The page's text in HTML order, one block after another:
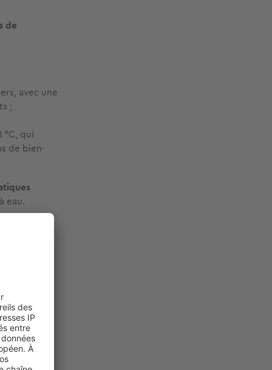
de
avec une
;
qui
de bien-
eau.
pirates
hammam,